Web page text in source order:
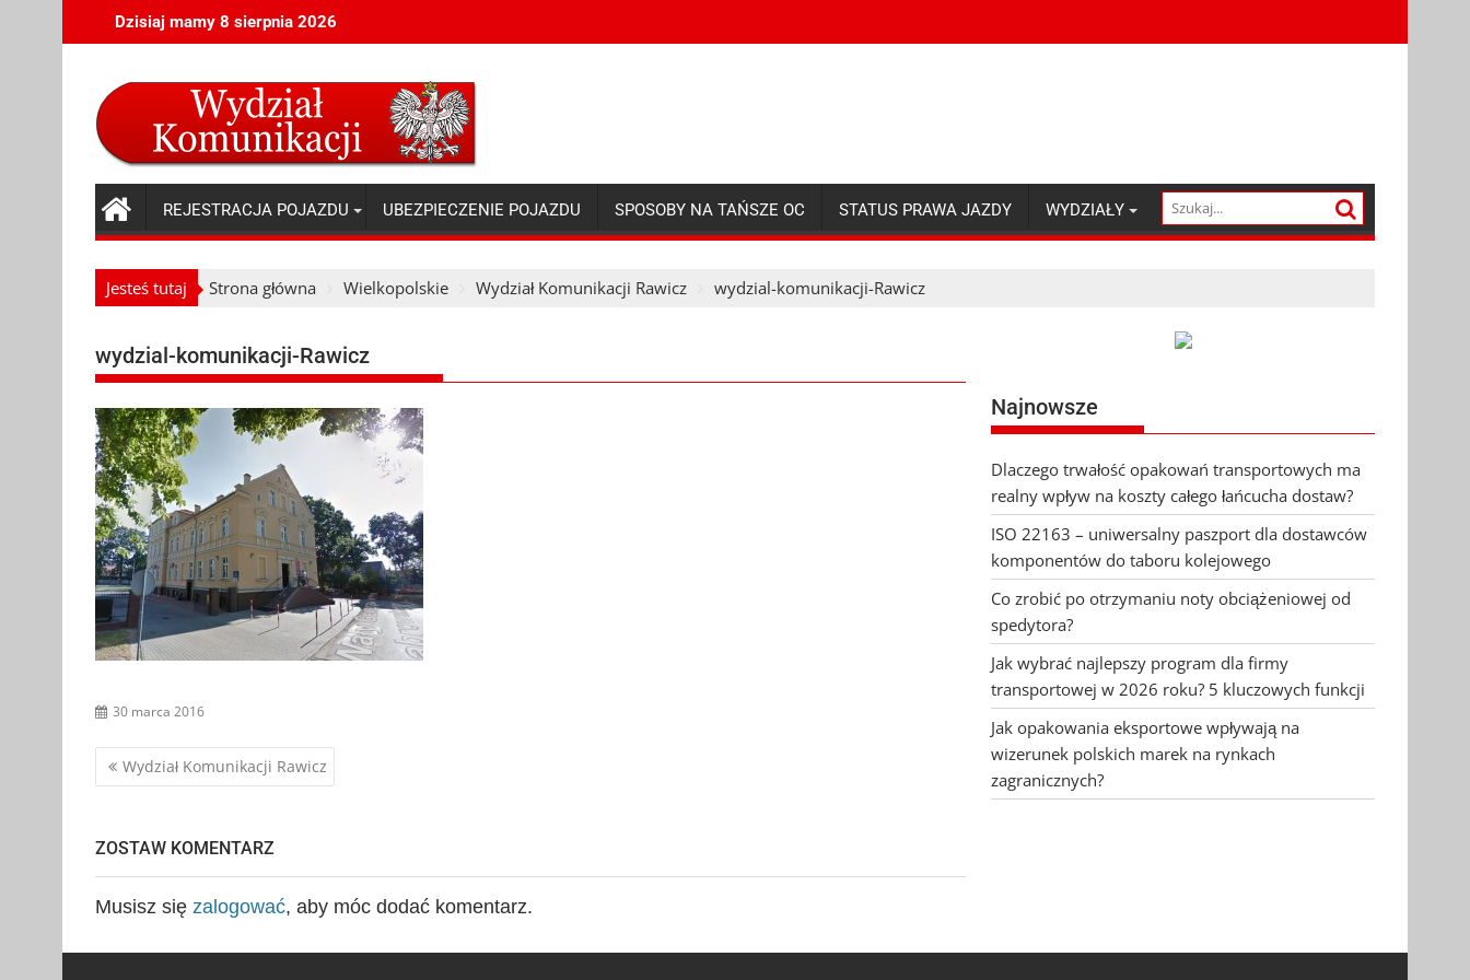
to
Dzisiaj mamy 8 sierpnia 2026
REJESTRACJA POJAZDU UBEZPIECZENIE POJAZDU SPOSOBY NA TAŃSZE OC STATUS PRAWA JAZDY WYDZIAŁY
Jesteś tutaj Strona główna Wielkopolskie Wydział Komunikacji Rawicz wydzial-komunikacji-Rawicz
wydzial-komunikacji-Rawicz
30 marca 2016
Nawigacja
Wydział Komunikacji Rawicz
ZOSTAW KOMENTARZ
Musisz się zalogować, aby móc dodać komentarz.
Najnowsze
Dlaczego trwałość opakowań transportowych ma
realny wpływ na koszty całego łańcucha dostaw?
ISO 22163 – uniwersalny paszport dla dostawców
komponentów do taboru kolejowego
Co zrobić po otrzymaniu noty obciążeniowej od
spedytora?
Jak wybrać najlepszy program dla firmy
transportowej w 2026 roku? 5 kluczowych funkcji
Jak opakowania eksportowe wpływają na
wizerunek polskich marek na rynkach
zagranicznych?